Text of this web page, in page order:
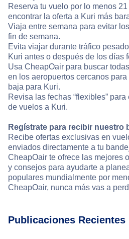
Reserva tu vuelo por lo menos
encontrar la oferta a Kuri más
Viaja entre semana para evitar
fin de semana.
Evita viajar durante tráfico
Kuri antes o después de los días
Usa CheapOair para buscar
en los aeropuertos cercanos
baja para Kuri.
Revisa las fechas “flexibles”
de vuelos a Kuri.
Regístrate para recibir nuestro
Recibe ofertas exclusivas en
enviados directamente a tu
CheapOair te ofrece las mejores
y consejos para ayudarte a
populares mundialmente por
CheapOair, nunca más vas a
Publicaciones Recientes